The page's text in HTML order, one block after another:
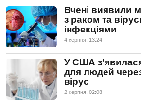
Вчені виявили
з раком та
інфекціями
4 серпня, 13:24
У США
для людей
вірус
2 серпня, 02:08